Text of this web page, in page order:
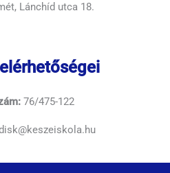
Lánchíd utca 18.
76/475-122